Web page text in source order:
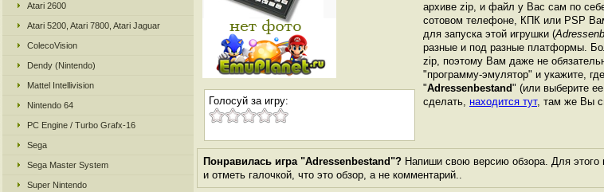
Atari 2600
Atari 5200, Atari 7800, Atari Jaguar
ColecoVision
Dendy (Nintendo)
Mattel Intellivision
Nintendo 64
PC Engine / Turbo Grafx-16
Sega
Sega Master System
Super Nintendo
Голосуй за игру:
архиве zip, и файл у Вас сам по
сотовом телефоне, КПК или PSP
для запуска этой игрушки (
разные и под разные платформы.
zip, поэтому Вам даже не
"программу-эмулятор" и укажите,
"Adressenbestand" (или выберите
сделать, находится тут, там же Вы
Понравилась игра "Adressenbestand"? Напиши свою версию обзора. Для этого
и отметь галочкой, что это обзор, а не комментарий..